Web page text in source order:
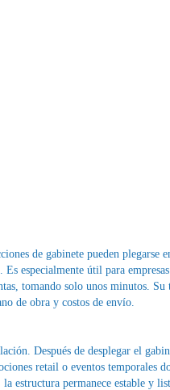
de gabinete pueden plegarse
especialmente útil para
tomando solo unos minutos.
de obra y costos de envío.
Después de desplegar el
retail o eventos temporales
permanece estable y